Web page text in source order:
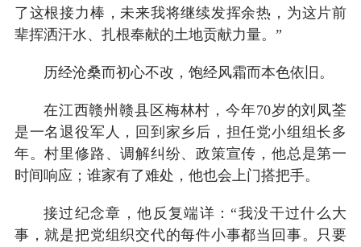
了这根接力棒，未来我将继续发挥余热，为这片前
辈挥洒汗水、扎根奉献的土地贡献力量。”
历经沧桑而初心不改，饱经风霜而本色依旧。
在江西赣州赣县区梅林村，今年70岁的刘凤荃
是一名退役军人，回到家乡后，担任党小组组长多
年。村里修路、调解纠纷、政策宣传，他总是第一
时间响应；谁家有了难处，他也会上门搭把手。
接过纪念章，他反复端详：“我没干过什么大
事，就是把党组织交代的每件小事都当回事。只要